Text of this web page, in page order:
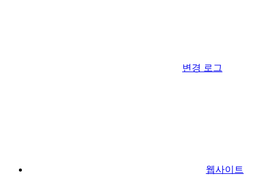
변경 로그
웹사이트